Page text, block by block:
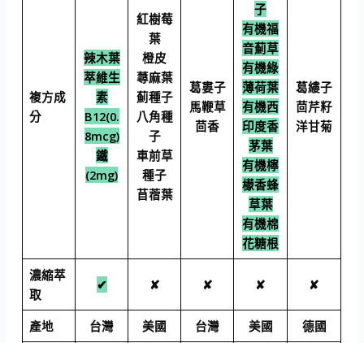
複方成
分
辣木葉
萃維生
素
B12(0.
8mcg)
鐵
(2mg)
紅樹莓
葉
橙皮
蕁麻葉
薊種子
八角種
子
車前草
種子
苜蓿葉
葛婁子
馬鞭草
茴香
子
有機福
音薊草
有機綠
薄荷葉
有機西
印度香
茅葉
有機檸
檬香蜂
草葉
有機棉
花糖根
葛縷子
茴芹籽
洋甘菊
濃縮萃
取
✔ ✘ ✘ ✘ ✘
產地 台灣 美國 台灣 美國
德國